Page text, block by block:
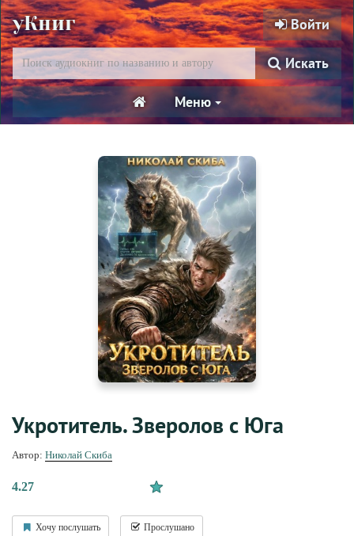
уКниг Войти
Искать
Меню
Укротитель. Зверолов с Юга
Автор: Николай Скиба
4.27
Хочу послушать Прослушано